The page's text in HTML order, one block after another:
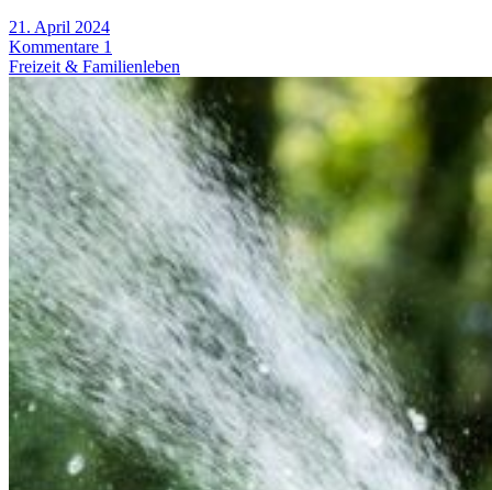
21. April 2024
Kommentare 1
Freizeit & Familienleben